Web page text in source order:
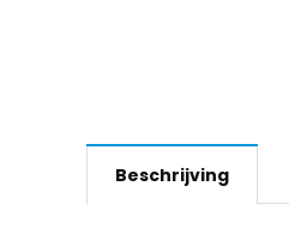
Beschrijving